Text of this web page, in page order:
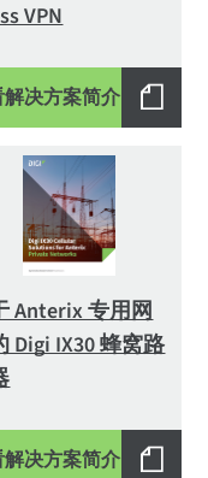
VPN
解决方案简介
Anterix 专用网
Digi IX30 蜂窝路
解决方案简介